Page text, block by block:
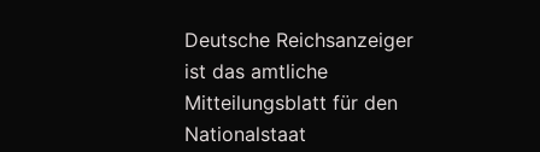
Deutsche Reichsanzeiger
ist das amtliche
Mitteilungsblatt für den
Nationalstaat